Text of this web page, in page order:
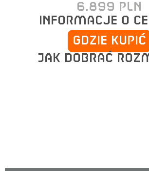
informacje o
Gdzie kupić
6.899 PLN
Jak dobrać